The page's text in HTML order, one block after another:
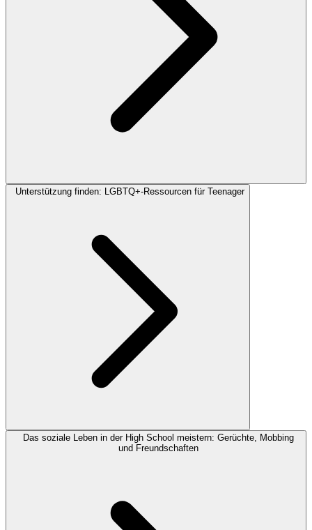
Unterstützung finden: LGBTQ+-Ressourcen für Teenager
Das soziale Leben in der High School meistern: Gerüchte, Mobbing
und Freundschaften